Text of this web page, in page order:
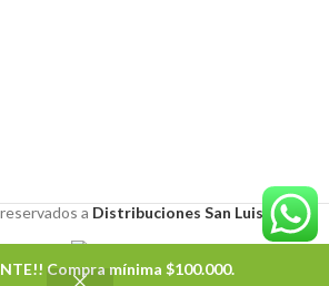
Compra mínima $100.000.
reservados a Distribuciones San Luis S.A.S